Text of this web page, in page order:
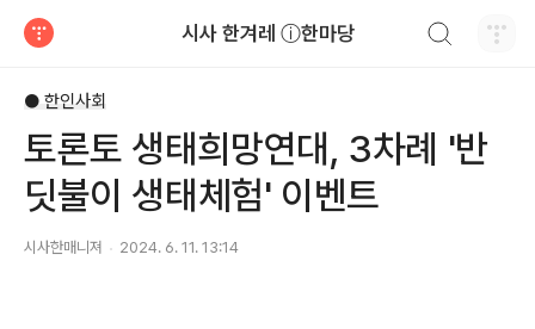
시사 한겨레 ⓘ한마당
● 한인사회
토론토 생태희망연대, 3차례 '반
딧불이 생태체험' 이벤트
시사한매니져 2024. 6. 11. 13:14